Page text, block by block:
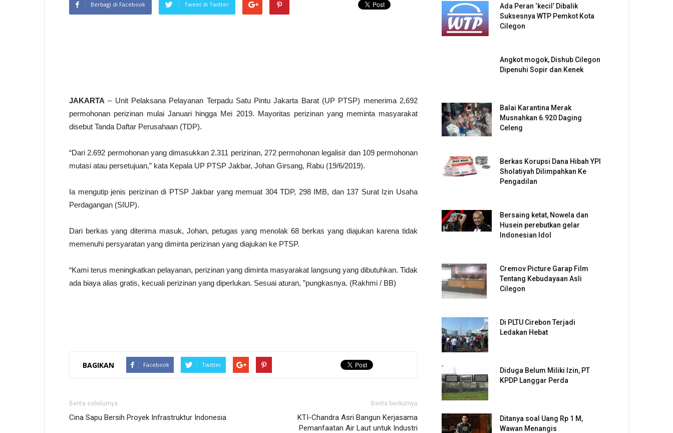
Berbagi di Facebook Tweet di Twitter
JAKARTA – Unit Pelaksana Pelayanan Terpadu Satu Pintu Jakarta Barat (UP PTSP) menerima 2,692
permohonan perizinan mulai Januari hingga Mei 2019. Mayoritas perizinan yang meminta masyarakat
disebut Tanda Daftar Perusahaan (TDP).
“Dari 2.692 permohonan yang dimasukkan 2.311 perizinan, 272 permohonan legalisir dan 109 permohonan
mutasi atau persetujuan,” kata Kepala UP PTSP Jakbar, Johan Girsang, Rabu (19/6/2019).
Ia mengutip jenis perizinan di PTSP Jakbar yang memuat 304 TDP, 298 IMB, dan 137 Surat Izin Usaha
Perdagangan (SIUP).
Dari berkas yang diterima masuk, Johan, petugas yang menolak 68 berkas yang diajukan karena tidak
memenuhi persyaratan yang diminta perizinan yang diajukan ke PTSP.
“Kami terus meningkatkan pelayanan, perizinan yang diminta masyarakat langsung yang dibutuhkan. Tidak
ada biaya alias gratis, kecuali perizinan yang diperlukan. Sesuai aturan, ”pungkasnya. (Rakhmi / BB)
BAGIKAN Facebook Twitter
Berita sebelumya
Cina Sapu Bersih Proyek Infrastruktur Indonesia
Berita berikutnya
KTI-Chandra Asri Bangun Kerjasama
Pemanfaatan Air Laut untuk Industri
Ada Peran ‘kecil’ Dibalik
Suksesnya WTP Pemkot Kota
Cilegon
Angkot mogok, Dishub Cilegon
Dipenuhi Sopir dan Kenek
Balai Karantina Merak
Musnahkan 6.920 Daging
Celeng
Berkas Korupsi Dana Hibah YPI
Sholatiyah Dilimpahkan Ke
Pengadilan
Bersaing ketat, Nowela dan
Husein perebutkan gelar
Indonesian Idol
Cremov Picture Garap Film
Tentang Kebudayaan Asli
Cilegon
Di PLTU Cirebon Terjadi
Ledakan Hebat
Diduga Belum Miliki Izin, PT
KPDP Langgar Perda
Ditanya soal Uang Rp 1 M,
Wawan Menangis